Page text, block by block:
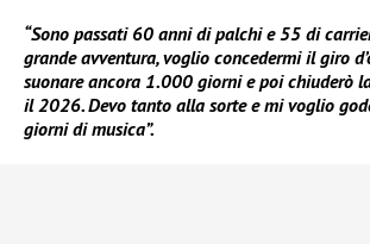
“Sono passati 60 anni di palchi e 55 di
grande avventura, voglio concedermi il giro
suonare ancora 1.000 giorni e poi chiuderò
il 2026. Devo tanto alla sorte e mi voglio
giorni di musica”.